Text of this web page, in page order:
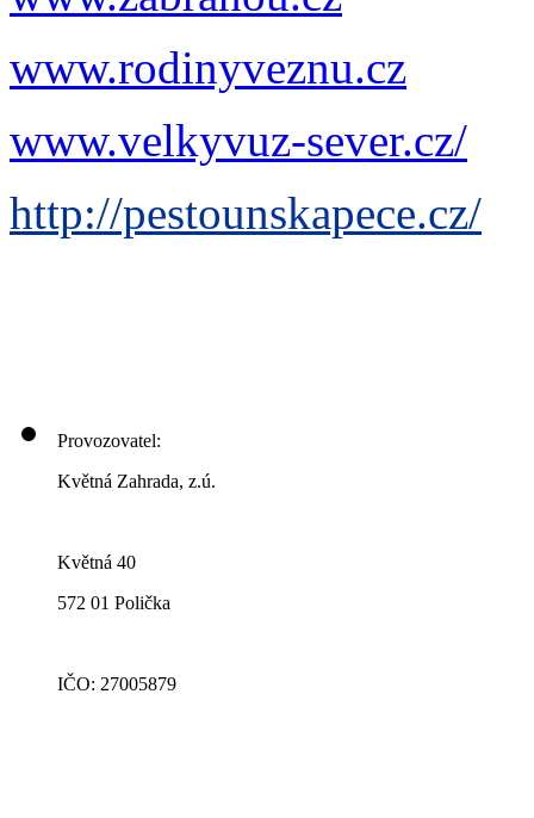
www.rodinyveznu.cz
www.velkyvuz-sever.cz/
http://pestounskapece.cz/
Provozovatel:
Květná Zahrada, z.ú.
Květná 40
572 01 Polička
IČO: 27005879